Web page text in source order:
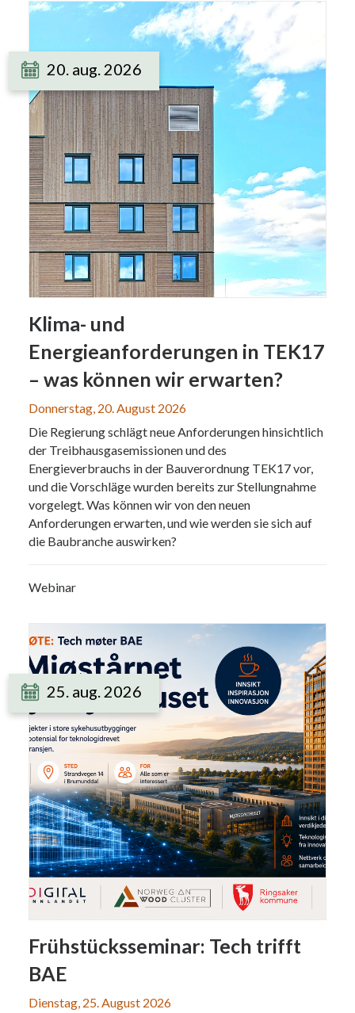
20. aug. 2026
Klima- und
Energieanforderungen in TEK17
– was können wir erwarten?
Donnerstag, 20. August 2026
Die Regierung schlägt neue Anforderungen hinsichtlich
der Treibhausgasemissionen und des
Energieverbrauchs in der Bauverordnung TEK17 vor,
und die Vorschläge wurden bereits zur Stellungnahme
vorgelegt. Was können wir von den neuen
Anforderungen erwarten, und wie werden sie sich auf
die Baubranche auswirken?
Webinar
25. aug. 2026
Frühstücksseminar: Tech trifft
BAE
Dienstag, 25. August 2026